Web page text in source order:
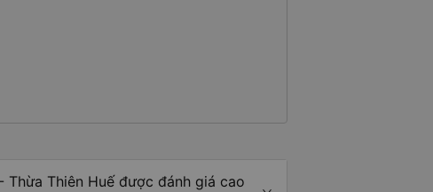
Thiên Huế được đánh giá cao